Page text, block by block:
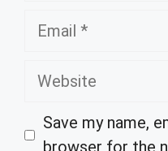
Email
Website
Save my name,
browser for the